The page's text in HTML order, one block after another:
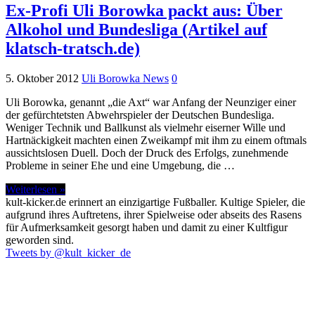
Ex-Profi Uli Borowka packt aus: Über
Alkohol und Bundesliga (Artikel auf
klatsch-tratsch.de)
5. Oktober 2012 Uli Borowka News 0
Uli Borowka, genannt „die Axt“ war Anfang der Neunziger einer
der gefürchtetsten Abwehrspieler der Deutschen Bundesliga.
Weniger Technik und Ballkunst als vielmehr eiserner Wille und
Hartnäckigkeit machten einen Zweikampf mit ihm zu einem oftmals
aussichtslosen Duell. Doch der Druck des Erfolgs, zunehmende
Probleme in seiner Ehe und eine Umgebung, die …
Weiterlesen »
kult-kicker.de erinnert an einzigartige Fußballer. Kultige Spieler, die
aufgrund ihres Auftretens, ihrer Spielweise oder abseits des Rasens
für Aufmerksamkeit gesorgt haben und damit zu einer Kultfigur
geworden sind.
Tweets by @kult_kicker_de